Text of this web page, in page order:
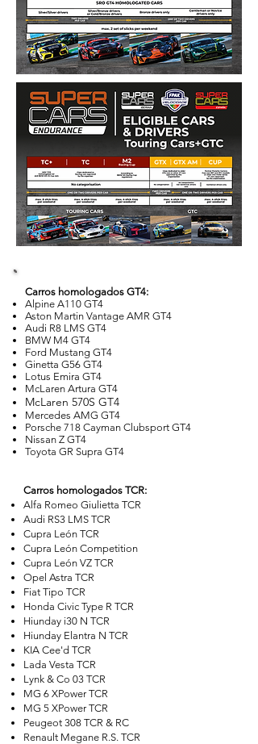
Carros homologados GT4:
Alpine A110 GT4
Aston Martin Vantage AMR GT4
Audi R8 LMS GT4
BMW M4 GT4
Ford Mustang GT4
Ginetta G56 GT4
Lotus Emira GT4
McLaren Artura GT4
McLaren 570S GT4
Mercedes AMG GT4
Porsche 718 Cayman Clubsport GT4
Nissan Z GT4
Toyota GR Supra GT4
Carros homologados TCR:
Alfa Romeo Giulietta TCR
Audi RS3 LMS TCR
Cupra León TCR
Cupra León Competition
Cupra León VZ TCR
Opel Astra TCR
Fiat Tipo TCR
Honda Civic Type R TCR
Hiunday i30 N TCR
Hiunday Elantra N TCR
KIA Cee'd TCR
Lada Vesta TCR
Lynk & Co 03 TCR
MG 6 XPower TCR
MG 5 XPower TCR
Peugeot 308 TCR & RC
Renault Megane R.S. TCR